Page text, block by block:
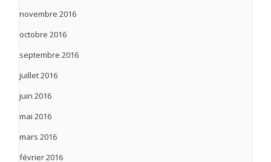
novembre 2016
octobre 2016
septembre 2016
juillet 2016
juin 2016
mai 2016
mars 2016
février 2016